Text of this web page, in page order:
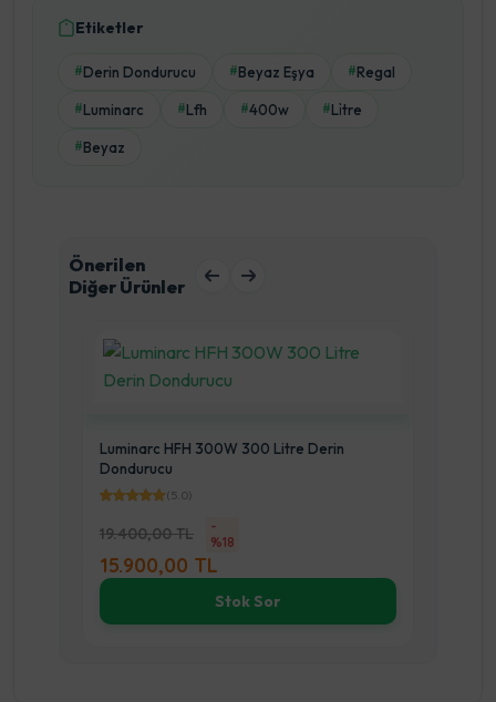
Etiketler
#Derin Dondurucu #Beyaz Eşya #Regal
#Luminarc #Lfh #400w #Li̇tre
#Beyaz
Önerilen
Diğer Ürünler
Luminarc HFH 300W 300 Litre Derin
Dondurucu
(5.0)
19.400,00 TL
-
%18
15.900,00 TL
Stok Sor